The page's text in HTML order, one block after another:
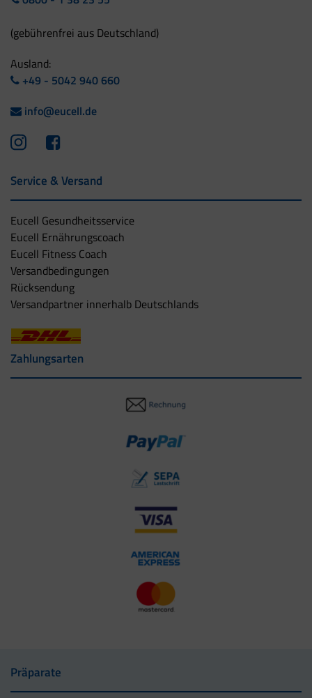
(gebührenfrei aus Deutschland)
Ausland:
+49 - 5042 940 660
info@eucell.de
Service & Versand
Eucell Gesundheitsservice
Eucell Ernährungscoach
Eucell Fitness Coach
Versandbedingungen
Rücksendung
Versandpartner innerhalb Deutschlands
Zahlungsarten
Präparate